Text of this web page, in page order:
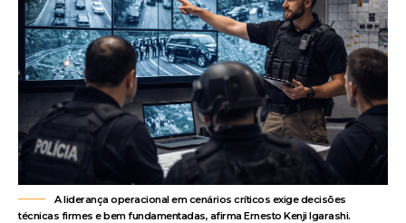
A liderança operacional em cenários críticos exige decisões
técnicas firmes e bem fundamentadas, afirma Ernesto Kenji Igarashi.